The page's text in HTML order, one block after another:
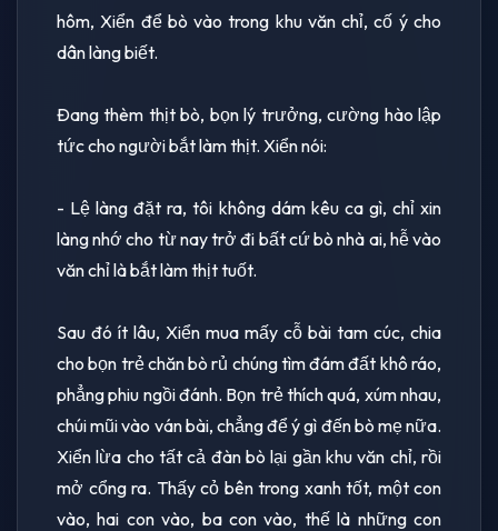
hôm, Xiển để bò vào trong khu văn chỉ, cố ý cho
dân làng biết.
Ðang thèm thịt bò, bọn lý trưởng, cường hào lập
tức cho người bắt làm thịt. Xiển nói:
- Lệ làng đặt ra, tôi không dám kêu ca gì, chỉ xin
làng nhớ cho từ nay trở đi bất cứ bò nhà ai, hễ vào
văn chỉ là bắt làm thịt tuốt.
Sau đó ít lâu, Xiển mua mấy cỗ bài tam cúc, chia
cho bọn trẻ chăn bò rủ chúng tìm đám đất khô ráo,
phẳng phiu ngồi đánh. Bọn trẻ thích quá, xúm nhau,
chúi mũi vào ván bài, chẳng để ý gì đến bò mẹ nữa.
Xiển lừa cho tất cả đàn bò lại gần khu văn chỉ, rồi
mở cổng ra. Thấy cỏ bên trong xanh tốt, một con
vào, hai con vào, ba con vào, thế là những con